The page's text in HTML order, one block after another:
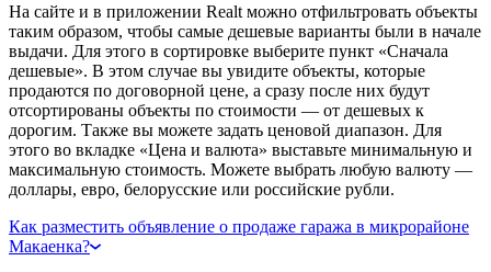
На сайте и в приложении Realt можно отфильтровать объекты
таким образом, чтобы самые дешевые варианты были в начале
выдачи. Для этого в сортировке выберите пункт «Сначала
дешевые». В этом случае вы увидите объекты, которые
продаются по договорной цене, а сразу после них будут
отсортированы объекты по стоимости — от дешевых к
дорогим. Также вы можете задать ценовой диапазон. Для
этого во вкладке «Цена и валюта» выставьте минимальную и
максимальную стоимость. Можете выбрать любую валюту —
доллары, евро, белорусские или российские рубли.
Как разместить объявление о продаже гаража в микрорайоне
Макаенка?